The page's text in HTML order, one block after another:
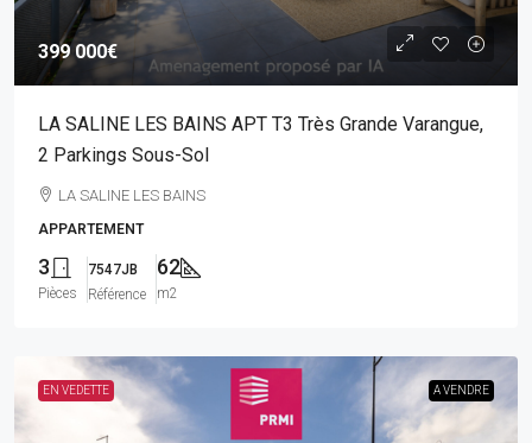
399 000€
LA SALINE LES BAINS APT T3 Très Grande Varangue,
2 Parkings Sous-Sol
LA SALINE LES BAINS
APPARTEMENT
3
Pièces
7547JB
Référence
62
m2
EN VEDETTE A VENDRE